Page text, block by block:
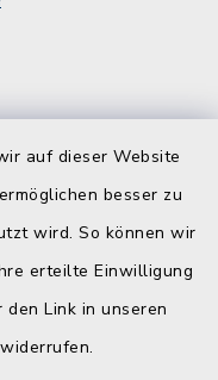
auf dieser Website
besser zu
wird. So können wir
erteilte Einwilligung
Link in unseren
widerrufen.
und